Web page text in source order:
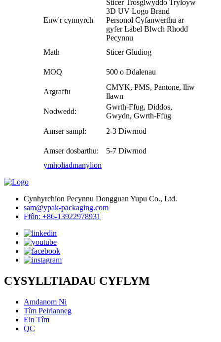
Enw'r cynnyrch
Sticer Trosglwyddo Tryloyw
3D UV Logo Brand
Personol Cyfanwerthu ar
gyfer Label Blwch Rhodd
Pecynnu
Math
Sticer Gludiog
MOQ 500 o Ddalenau
Argraffu
CMYK, PMS, Pantone, lliw
llawn
Nodwedd:
Gwrth-Ffug, Diddos,
Gwydn, Gwrth-Ffug
Amser sampl:
2-3 Diwrnod
Amser dosbarthu:
5-7 Diwrnod
ymholiadmanylion
Cynhyrchion Pecynnu Dongguan Yupu Co., Ltd.
sam@ypak-packaging.com
Ffôn: +86-13922978931
CYSYLLTIADAU CYFLYM
Amdanom Ni
Tîm Peirianneg
Ein Tîm
QC